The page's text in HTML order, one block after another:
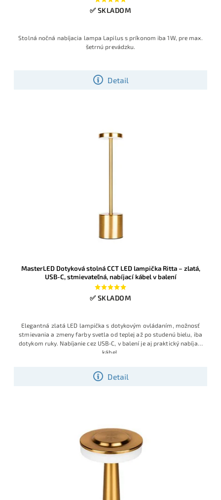
✅ SKLADOM
Detail
Stolná nočná nabíjacia lampa Lapilus s príkonom iba 1W, pre max.
šetrnú prevádzku.
MasterLED Dotyková stolná CCT LED lampička Ritta – zlatá,
USB-C, stmievateľná, nabíjací kábel v balení
✅ SKLADOM
Detail
Elegantná zlatá LED lampička s dotykovým ovládaním, možnosť
stmievania a zmeny farby svetla od teplej až po studenú bielu, iba
dotykom ruky. Nabíjanie cez USB-C, v balení je aj praktický nabíjací
kábel.